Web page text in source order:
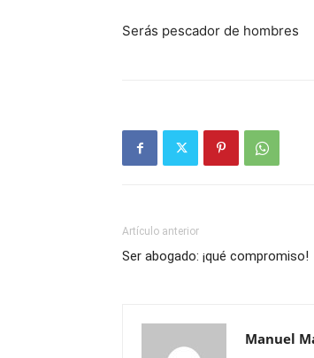
Serás pescador de hombres
Artículo anterior
Ser abogado: ¡qué compromiso!
Manuel